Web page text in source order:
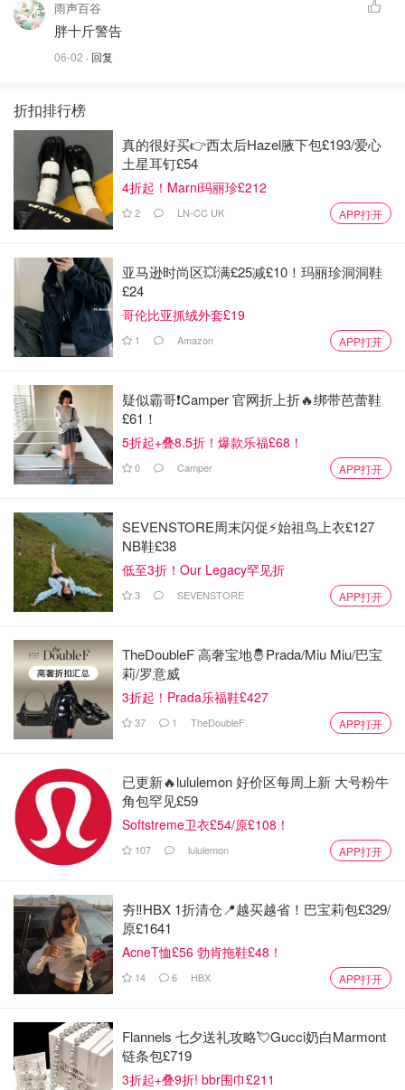
雨声百谷
胖十斤警告
06-02 · 回复
折扣排行榜
真的很好买👉西太后Hazel腋下包£193/爱心
土星耳钉£54
4折起！Marni玛丽珍£212
2 LN-CC UK APP打开
亚马逊时尚区💥满£25减£10！玛丽珍洞洞鞋
£24
哥伦比亚抓绒外套£19
1 Amazon APP打开
疑似霸哥❗️Camper 官网折上折🔥绑带芭蕾鞋
£61！
5折起+叠8.5折！爆款乐福£68！
0 Camper APP打开
SEVENSTORE周末闪促⚡️始祖鸟上衣£127
NB鞋£38
低至3折！Our Legacy罕见折
3 SEVENSTORE APP打开
TheDoubleF 高奢宝地🤴Prada/Miu Miu/巴宝
莉/罗意威
3折起！Prada乐福鞋£427
37 1 TheDoubleF APP打开
已更新🔥lululemon 好价区每周上新 大号粉牛
角包罕见£59
Softstreme卫衣£54/原£108！
107 lululemon APP打开
夯‼️HBX 1折清仓📍越买越省！巴宝莉包£329/
原£1641
AcneT恤£56 勃肯拖鞋£48！
14 6 HBX APP打开
Flannels 七夕送礼攻略💘Gucci奶白Marmont
链条包£719
3折起+叠9折! bbr围巾£211